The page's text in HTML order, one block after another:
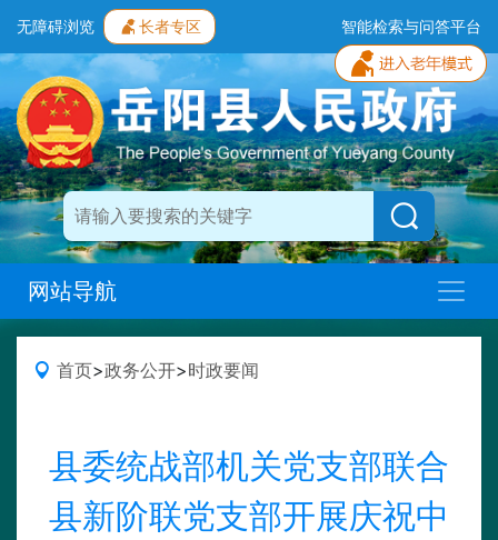
无障碍浏览 长者专区 智能检索与问答平台
网站导航
首页>政务公开>时政要闻
县委统战部机关党支部联合
县新阶联党支部开展庆祝中